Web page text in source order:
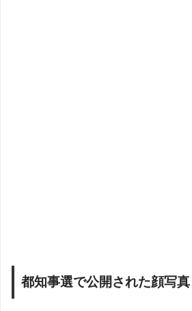
都知事選で公開された顔写